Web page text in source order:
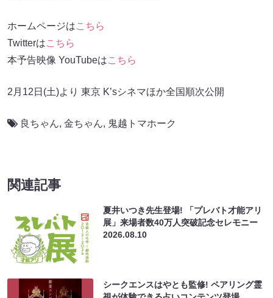
ホームページはこちら
Twitterはこちら
本予告映像 YouTubeはこちら
2月12日(土)より 東京 K’sシネマほか全国順次公開
良ちゃん, 金ちゃん, 鬼越トマホーク
関連記事
夏井いつき先生登場! 「プレバト才能アリ
展」来場者数40万人突破記念セレモニー
2026.08.10
シークエンスはやとも監修! ペアリング霊